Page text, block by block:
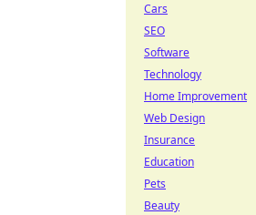
Cars
SEO
Software
Technology
Home Improvement
Web Design
Insurance
Education
Pets
Beauty